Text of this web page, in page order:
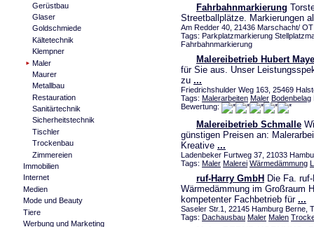
Gerüstbau
Glaser
Goldschmiede
Kältetechnik
Klempner
Maler
Maurer
Metallbau
Restauration
Sanitärtechnik
Sicherheitstechnik
Tischler
Trockenbau
Zimmereien
Immobilien
Internet
Medien
Mode und Beauty
Tiere
Werbung und Marketing
Fahrbahnmarkierung
Streetballplätze. Markierungen
Am Redder 40, 21436 Marschacht/
Tags: Parkplatzmarkierung
Fahrbahnmarkierung
Malereibetrieb Hubert
für Sie aus. Unser
zu ...
Friedrichshulder Weg 163, 25469
Tags: Malerarbeiten Maler Bodenbelag
Bewertung:
Malereibetrieb Schmalle
günstigen Preisen an:
Kreative ...
Ladenbeker Furtweg 37, 21033
Tags: Maler Malerei Wärmedämmung
ruf-Harry GmbH Die Fa.
Wärmedämmung im Großraum
kompetenter Fachbetrieb für ...
Saseler Str.1, 22145 Hamburg Berne,
Tags: Dachausbau Maler Malen